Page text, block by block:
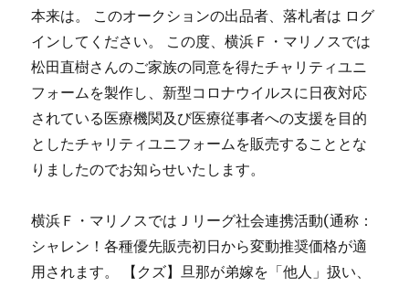
本来は。 このオークションの出品者、落札者は ログ
インしてください。 この度、横浜Ｆ・マリノスでは
松田直樹さんのご家族の同意を得たチャリティユニ
フォームを製作し、新型コロナウイルスに日夜対応
されている医療機関及び医療従事者への支援を目的
としたチャリティユニフォームを販売することとな
りましたのでお知らせいたします。
横浜Ｆ・マリノスではＪリーグ社会連携活動(通称：
シャレン！各種優先販売初日から変動推奨価格が適
用されます。 【クズ】旦那が弟嫁を「他人」扱い、